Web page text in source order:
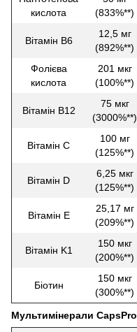
кислота
(833%**)
Вітамін B6
12,5 мг
(892%**)
Фолієва
кислота
201 мкг
(100%**)
Вітамін B12
75 мкг
(3000%**)
Вітамін C
100 мг
(125%**)
Вітамін D
6,25 мкг
(125%**)
Вітамін Е
25,17 мг
(209%**)
Вітамін K1
150 мкг
(200%**)
Біотин
150 мкг
(300%**)
Мультимінерали CapsPro